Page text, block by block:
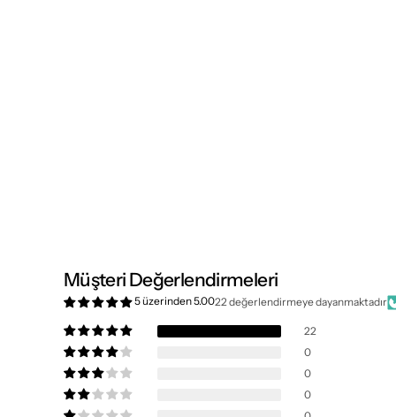
Müşteri Değerlendirmeleri
5 üzerinden 5.0022 değerlendirmeye dayanmaktadır
22
0
0
0